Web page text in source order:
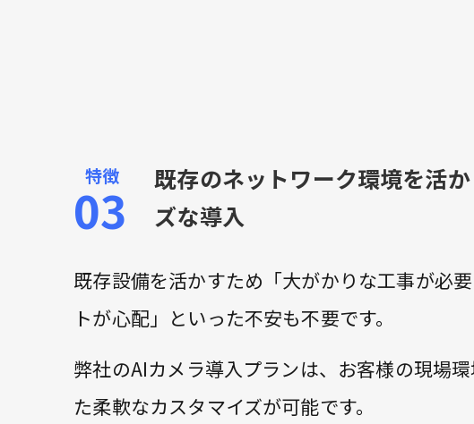
既存のネットワーク環境を活
ズな導入
既存設備を活かすため「大がかりな工事が必
トが心配」といった不安も不要です。
弊社のAIカメラ導入プランは、お客様の現場
た柔軟なカスタマイズが可能です。